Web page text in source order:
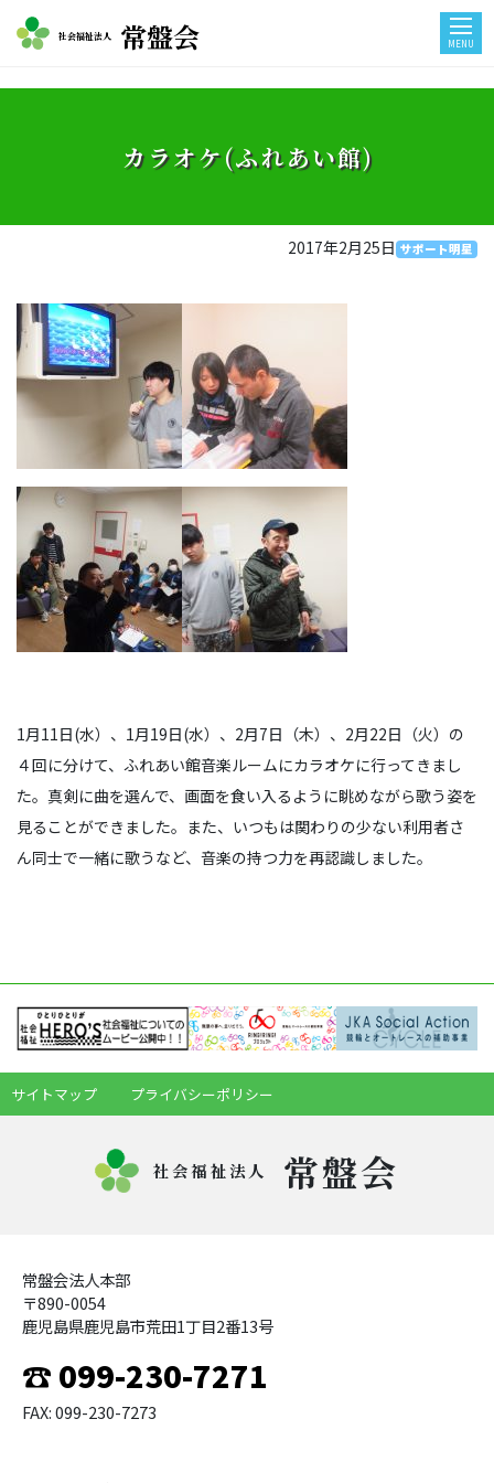
社会福祉法人 常盤会 MENU
カラオケ(ふれあい館)
2017年2月25日 サポート明星
1月11日(水）、1月19日(水）、2月7日（木）、2月22日（火）の
４回に分けて、ふれあい館音楽ルームにカラオケに行ってきまし
た。真剣に曲を選んで、画面を食い入るように眺めながら歌う姿を
見ることができました。また、いつもは関わりの少ない利用者さ
ん同士で一緒に歌うなど、音楽の持つ力を再認識しました。
サイトマップ プライバシーポリシー
社会福祉法人 常盤会
常盤会法人本部
〒890-0054
鹿児島県鹿児島市荒田1丁目2番13号
☎ 099-230-7271
FAX: 099-230-7273